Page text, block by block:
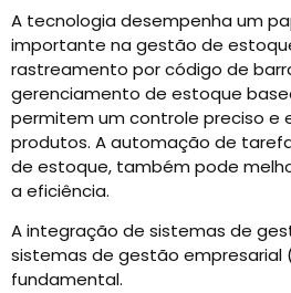
A tecnologia desempenha um
importante na gestão de
rastreamento por código de
gerenciamento de estoque
permitem um controle preciso e
produtos. A automação de
de estoque, também pode
a eficiência.
A integração de sistemas de
sistemas de gestão empresarial
fundamental.